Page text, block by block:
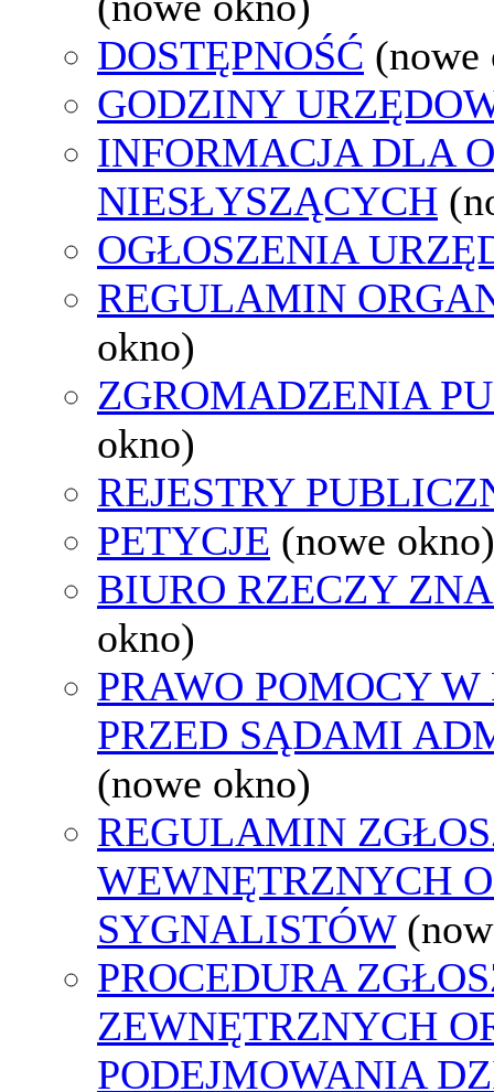
DOSTĘPNOŚĆ (nowe
GODZINY
INFORMACJA DLA
NIESŁYSZĄCYCH
OGŁOSZENIA
REGULAMIN
okno)
ZGROMADZENIA
okno)
REJESTRY
PETYCJE (nowe okno)
BIURO RZECZY
okno)
PRAWO POMOCY
PRZED SĄDAMI
(nowe okno)
REGULAMIN
WEWNĘTRZNYCH
SYGNALISTÓW
PROCEDURA
ZEWNĘTRZNYCH
PODEJMOWANIA